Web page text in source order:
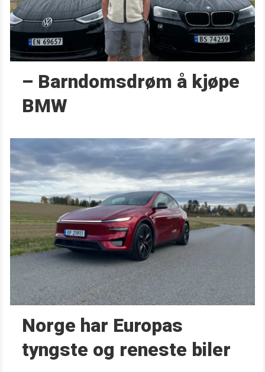
– Barndoms­drøm å kjøpe
BMW
Norge har Europas
tyngste og reneste biler